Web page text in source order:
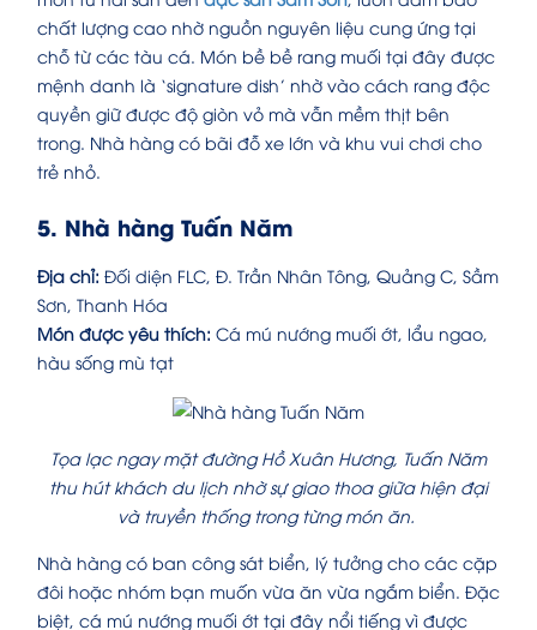
chất lượng cao nhờ nguồn nguyên liệu cung ứng tại
chỗ từ các tàu cá. Món bề bề rang muối tại đây được
mệnh danh là ‘signature dish’ nhờ vào cách rang độc
quyền giữ được độ giòn vỏ mà vẫn mềm thịt bên
trong. Nhà hàng có bãi đỗ xe lớn và khu vui chơi cho
trẻ nhỏ.
5. Nhà hàng Tuấn Năm
Địa chỉ: Đối diện FLC, Đ. Trần Nhân Tông, Quảng C, Sầm
Sơn, Thanh Hóa
Món được yêu thích: Cá mú nướng muối ớt, lẩu ngao,
hàu sống mù tạt
Tọa lạc ngay mặt đường Hồ Xuân Hương, Tuấn Năm
thu hút khách du lịch nhờ sự giao thoa giữa hiện đại
và truyền thống trong từng món ăn.
Nhà hàng có ban công sát biển, lý tưởng cho các cặp
đôi hoặc nhóm bạn muốn vừa ăn vừa ngắm biển. Đặc
biệt, cá mú nướng muối ớt tại đây nổi tiếng vì được